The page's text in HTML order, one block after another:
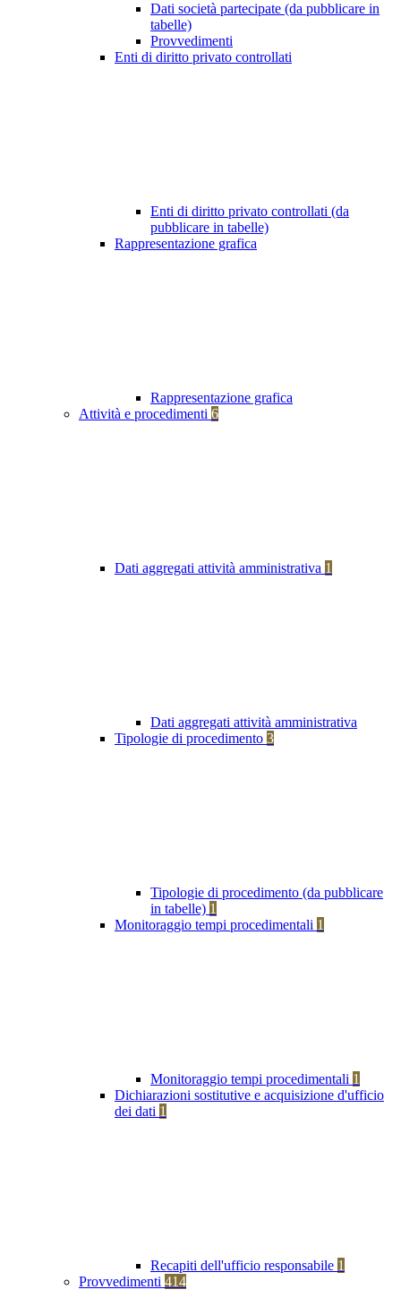
Dati società partecipate (da pubblicare in
tabelle)
Provvedimenti
Enti di diritto privato controllati
Enti di diritto privato controllati (da
pubblicare in tabelle)
Rappresentazione grafica
Rappresentazione grafica
Attività e procedimenti 6
Dati aggregati attività amministrativa 1
Dati aggregati attività amministrativa
Tipologie di procedimento 3
Tipologie di procedimento (da pubblicare
in tabelle) 1
Monitoraggio tempi procedimentali 1
Monitoraggio tempi procedimentali 1
Dichiarazioni sostitutive e acquisizione d'ufficio
dei dati 1
Recapiti dell'ufficio responsabile 1
Provvedimenti 414